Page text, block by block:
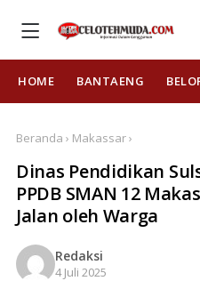
HOME BANTAENG
Beranda › Makassar ›
Dinas Pendidikan
PPDB SMAN 12
Jalan oleh Warga
Redaksi
4 Juli 2025